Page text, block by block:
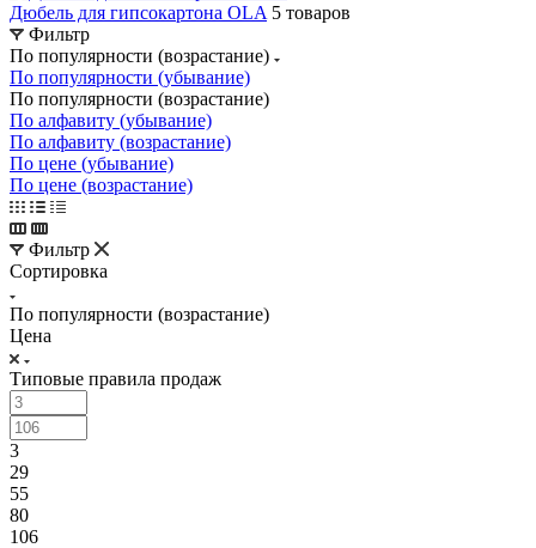
Дюбель для гипсокартона OLA 5 товаров
Фильтр
По популярности (возрастание)
По популярности (убывание)
По популярности (возрастание)
По алфавиту (убывание)
По алфавиту (возрастание)
По цене (убывание)
По цене (возрастание)
Фильтр
Сортировка
По популярности (возрастание)
Цена
Типовые правила продаж
3
29
55
80
106